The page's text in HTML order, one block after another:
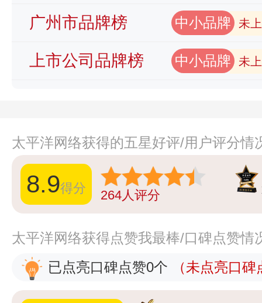
广州市品牌榜 中小品牌 未
上市公司品牌榜 中小品牌 未
太平洋网络获得的五星好评/用户评分情
8.9得分 264人评分
太平洋网络获得点赞我最棒/口碑点赞情
已点亮口碑点赞0个
（未点亮口